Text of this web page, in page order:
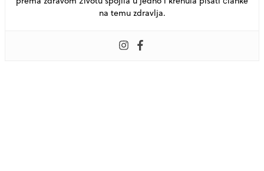
na temu zdravlja.